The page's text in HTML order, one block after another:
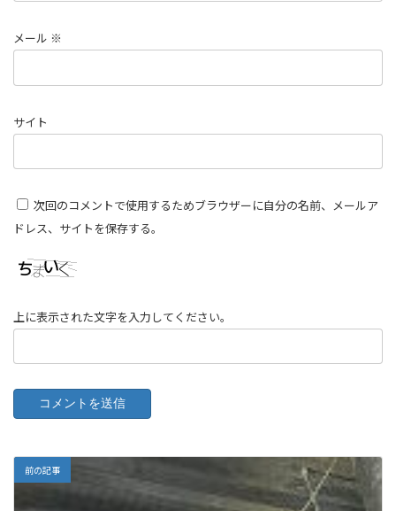
メール ※
サイト
次回のコメントで使用するためブラウザーに自分の名前、メールア
ドレス、サイトを保存する。
上に表示された文字を入力してください。
前の記事